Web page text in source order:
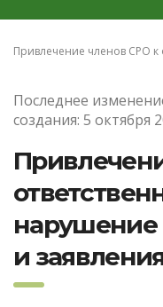
Привлечение членов СРО к
Последнее
создания: 5 октября
нарушение
и